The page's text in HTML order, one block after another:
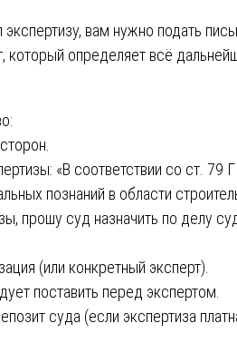
вам нужно подать
который определяет всё
«В соответствии со ст. 79
познаний в области
прошу суд назначить по делу
(или конкретный эксперт).
поставить перед экспертом.
суда (если экспертиза